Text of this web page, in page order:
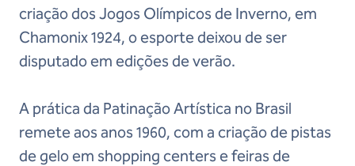
criação dos Jogos Olímpicos de Inverno, em
Chamonix 1924, o esporte deixou de ser
disputado em edições de verão.
A prática da Patinação Artística no Brasil
remete aos anos 1960, com a criação de pistas
de gelo em shopping centers e feiras de